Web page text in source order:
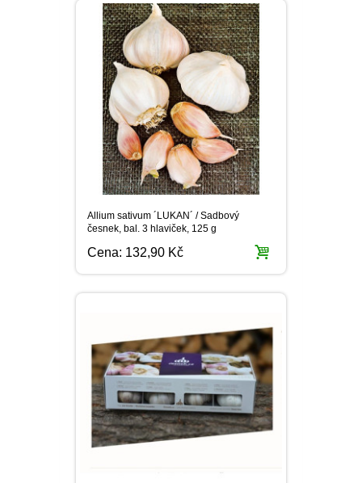
Allium sativum ´LUKAN´ / Sadbový
česnek, bal. 3 hlaviček, 125 g
Cena: 132,90 Kč